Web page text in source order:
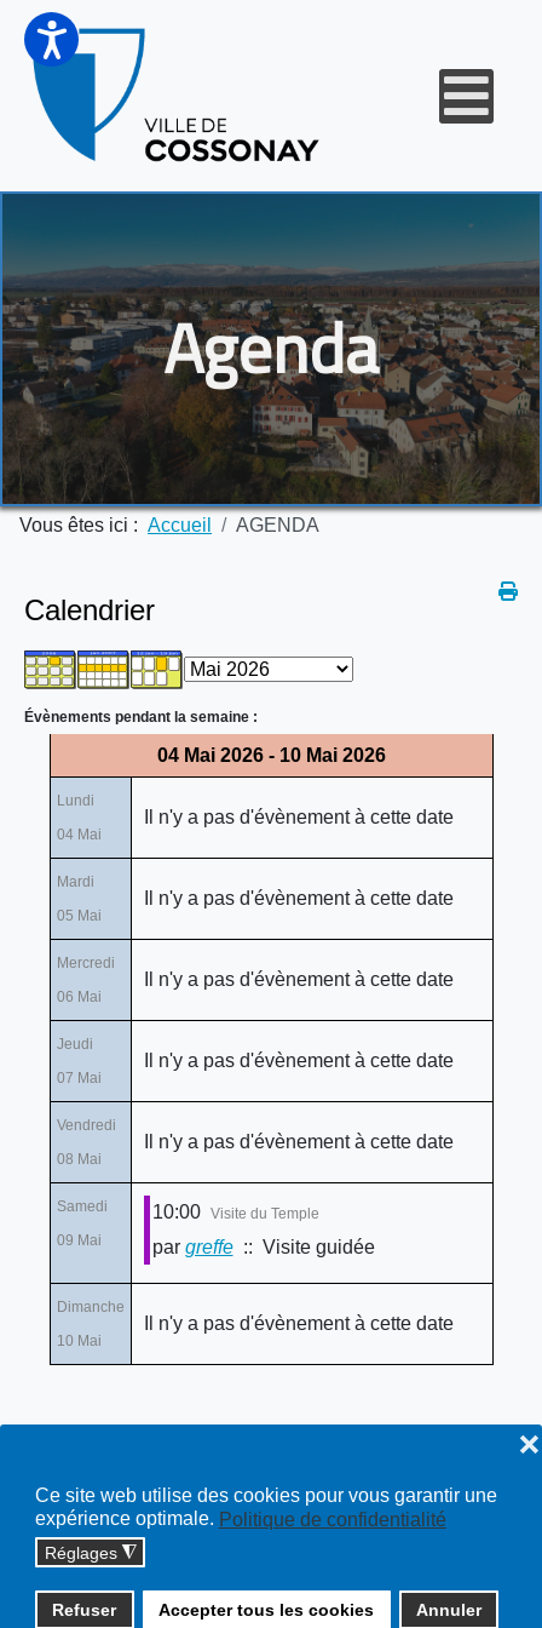
Ce site web utilise des cookies pour vous garantir une
expérience optimale. Politique de confidentialité
Réglages ◮
Refuser Accepter tous les cookies Annuler
❌
Agenda
Vous êtes ici : Accueil AGENDA
Calendrier
Évènements pendant la semaine :
04 Mai 2026 - 10 Mai 2026
Lundi
04 Mai
Il n'y a pas d'évènement à cette date
Mardi
05 Mai
Il n'y a pas d'évènement à cette date
Mercredi
06 Mai
Il n'y a pas d'évènement à cette date
Jeudi
07 Mai
Il n'y a pas d'évènement à cette date
Vendredi
08 Mai
Il n'y a pas d'évènement à cette date
Samedi
09 Mai
10:00 Visite du Temple
par greffe:: Visite guidée
Dimanche
10 Mai
Il n'y a pas d'évènement à cette date
Copyright © 2026 cossonay.ch - tous droits réservés | site :